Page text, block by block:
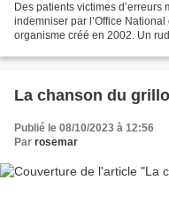
Des patients victimes
indemniser par l’Office
organisme créé en 2002. Un
La chanson du
Publié le 08/10/2023 à 12:56
Par rosemar